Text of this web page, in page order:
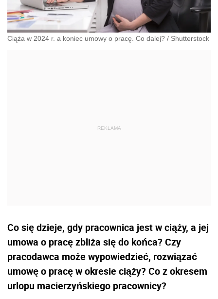
Ciąża w 2024 r. a koniec umowy o pracę. Co dalej? / Shutterstock
Co się dzieje, gdy pracownica jest w ciąży, a jej
umowa o pracę zbliża się do końca? Czy
pracodawca może wypowiedzieć, rozwiązać
umowę o pracę w okresie ciąży? Co z okresem
urlopu macierzyńskiego pracownicy?